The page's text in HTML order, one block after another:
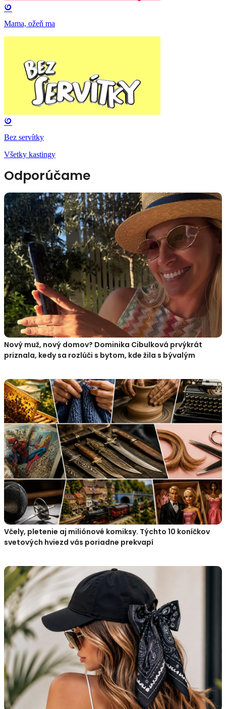
Mama, ožeň ma
Bez servítky
Všetky kastingy
Odporúčame
Nový muž, nový domov? Dominika Cibulková prvýkrát
priznala, kedy sa rozlúči s bytom, kde žila s bývalým
Včely, pletenie aj miliónové komiksy. Týchto 10 koníčkov
svetových hviezd vás poriadne prekvapí